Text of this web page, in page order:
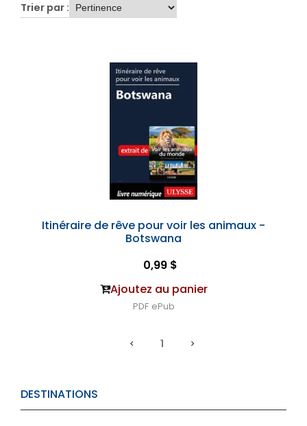
DESTINATIONS
Trier par :
Itinéraire de rêve pour voir les animaux -
Botswana
0,99 $
Ajoutez au panier
PDF ePub
1